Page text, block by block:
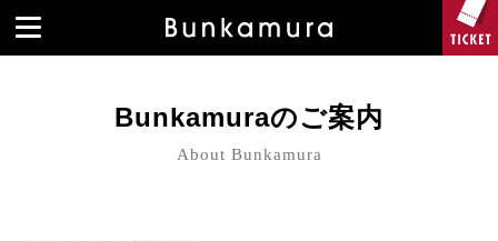
Bunkamuraのご案内
About Bunkamura